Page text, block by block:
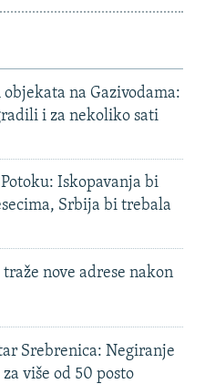
na Gazivodama:
i za nekoliko sati
Iskopavanja bi
Srbija bi trebala
nove adrese nakon
Srebrenica: Negiranje
više od 50 posto